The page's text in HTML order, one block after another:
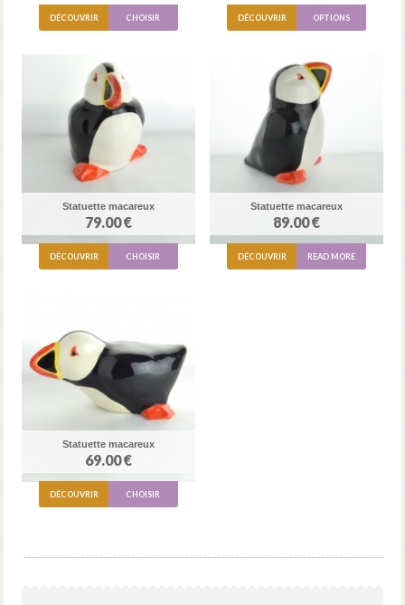
DÉCOUVRIR CHOISIR DÉCOUVRIR OPTIONS
Statuette macareux
79.00 €
DÉCOUVRIR CHOISIR
Statuette macareux
89.00 €
DÉCOUVRIR READ MORE
Statuette macareux
69.00 €
DÉCOUVRIR CHOISIR